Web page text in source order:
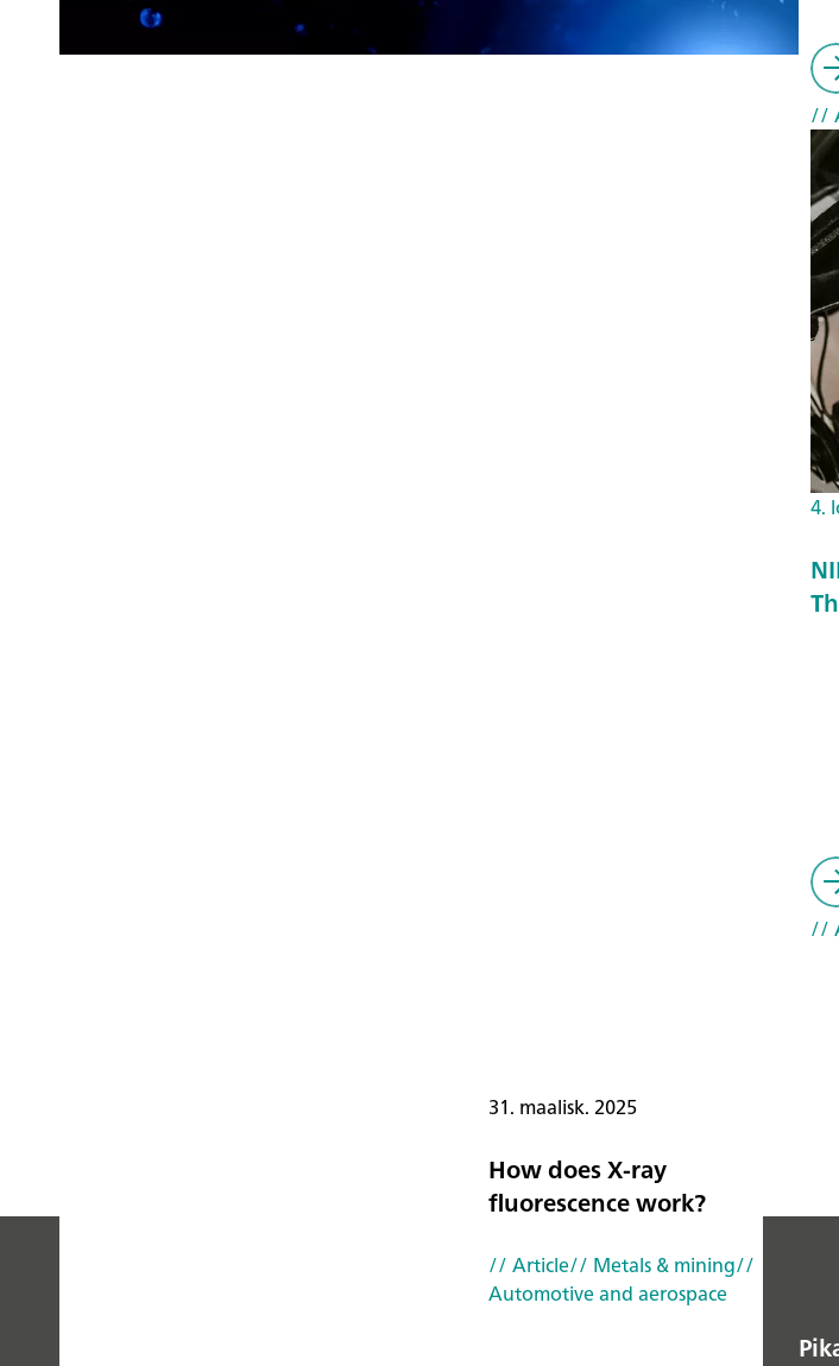
31. maalisk. 2025
How does X-ray
fluorescence work?
// Article// Metals & mining//
Automotive and aerospace
//
4.
//
LUOTTAMUKSESI